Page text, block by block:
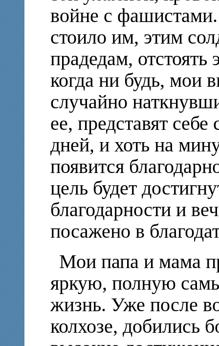
войне с
стоило им, этим
прадедам,
когда ни будь, мои
случайно
ее, представят
дней, и хоть на
появится
цель будет
благодарности и
посажено в
Мои папа и мама
яркую, полную
жизнь. Уже после
колхозе, добились